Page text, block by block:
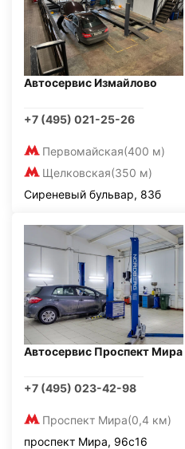
Автосервис Измайлово
+7 (495) 021-25-26
Первомайская(400 м)
Щелковская(350 м)
Сиреневый бульвар, 83б
Автосервис Проспект Мира
+7 (495) 023-42-98
Проспект Мира(0,4 км)
проспект Мира, 96с16